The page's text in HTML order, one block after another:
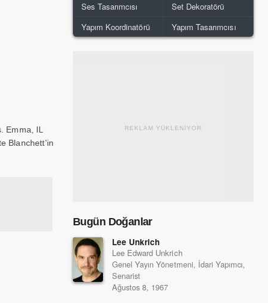
Emma, ​​IL
Blanchett'in
Ses Tasarımcısı
Set Dekoratörü
Yapım Koordinatörü
Yapım Tasarımcısı
REKLAM YÜKLENİYOR
Bugün Doğanlar
Lee Unkrich
Lee Edward Unkrich
Genel Yayın Yönetmeni, İdari Yapımcı,
Senarist
Ağustos 8, 1967